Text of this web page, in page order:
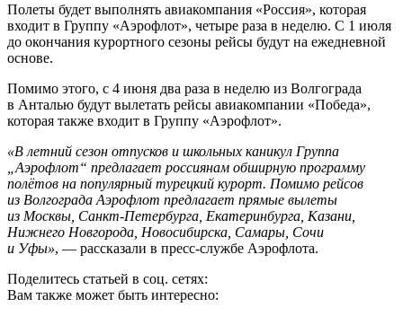
Полеты будет выполнять авиакомпания «Россия», которая
входит в Группу «Аэрофлот», четыре раза в неделю. С 1 июля
до окончания курортного сезоны рейсы будут на ежедневной
основе.
Помимо этого, с 4 июня два раза в неделю из Волгограда
в Анталью будут вылетать рейсы авиакомпании «Победа»,
которая также входит в Группу «Аэрофлот».
«В летний сезон отпусков и школьных каникул Группа
„Аэрофлот“ предлагает россиянам обширную программу
полётов на популярный турецкий курорт. Помимо рейсов
из Волгограда Аэрофлот предлагает прямые вылеты
из Москвы, Санкт-Петербурга, Екатеринбурга, Казани,
Нижнего Новгорода, Новосибирска, Самары, Сочи
и Уфы», — рассказали в пресс-службе Аэрофлота.
Поделитесь статьей в соц. сетях:
Вам также может быть интересно: